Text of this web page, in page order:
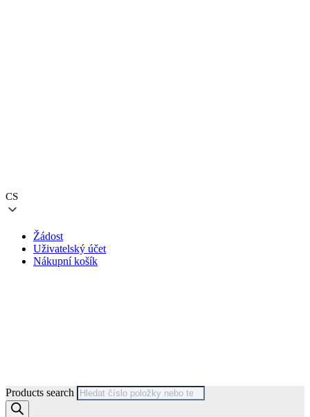
CS
Žádost
Uživatelský účet
Nákupní košík
Products search